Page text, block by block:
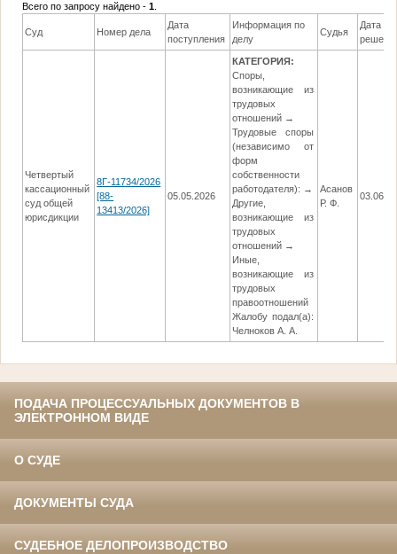
Всего по запросу найдено -1
Суд Номер дела
Дата
поступления
Информация по
делу
Судья
Дата
Четвертый
кассационный
суд общей
юрисдикции
8Г-11734/2026
[88-
13413/2026]
05.05.2026
КАТЕГОРИЯ:
Споры,
возникающие из
трудовых
отношений →
Трудовые споры
(независимо от
форм
собственности
работодателя): →
Другие,
возникающие из
трудовых
отношений →
Иные,
возникающие из
трудовых
правоотношений
Жалобу подал(а):
Челноков А. А.
Асанов
Р. Ф.
ПОДАЧА ПРОЦЕССУАЛЬНЫХ ДОКУМЕНТОВ В
ЭЛЕКТРОННОМ ВИДЕ
О СУДЕ
ДОКУМЕНТЫ СУДА
СУДЕБНОЕ ДЕЛОПРОИЗВОДСТВО